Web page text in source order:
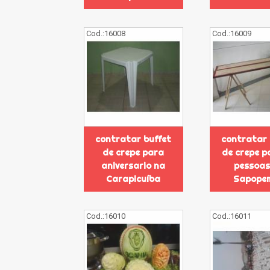
Cod.:16008
contratar buffet
de crepe para
aniversario na
Carapicuíba
Cod.:16009
contratar
de crepe
Cod.:16010 Cod.:16011